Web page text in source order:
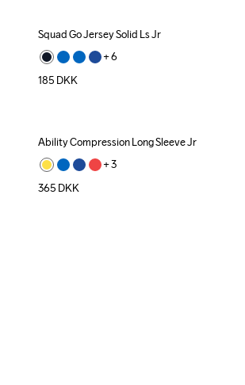
Squad Go Jersey Solid Ls Jr
+ 6
185 DKK
Ability Compression Long Sleeve Jr
+ 3
365 DKK